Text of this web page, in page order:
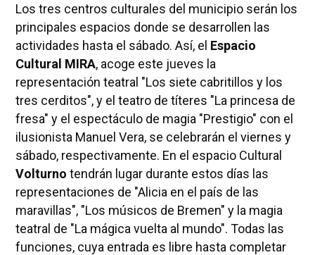
Los tres centros culturales del municipio serán los
principales espacios donde se desarrollen las
actividades hasta el sábado. Así, el Espacio
Cultural MIRA, acoge este jueves la
representación teatral "Los siete cabritillos y los
tres cerditos", y el teatro de títeres "La princesa de
fresa" y el espectáculo de magia "Prestigio" con el
ilusionista Manuel Vera, se celebrarán el viernes y
sábado, respectivamente. En el espacio Cultural
Volturno tendrán lugar durante estos días las
representaciones de "Alicia en el país de las
maravillas", "Los músicos de Bremen" y la magia
teatral de "La mágica vuelta al mundo". Todas las
funciones, cuya entrada es libre hasta completar